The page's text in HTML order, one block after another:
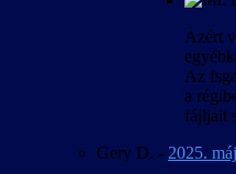
Azért
Az
a
fájljait
Gery D. - 2025.